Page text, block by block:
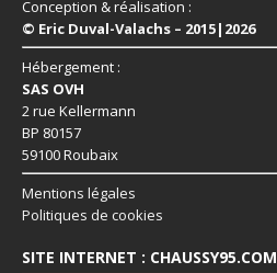
Conception & réalisation :
© Eric Duval-Valachs – 2015|2026
Hébergement :
SAS OVH
2 rue Kellermann
BP 80157
59100 Roubaix
Mentions légales
Politiques de cookies
SITE INTERNET : CHAUSSY95.COM